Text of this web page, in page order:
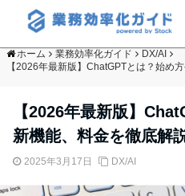
ホーム 業務効率化ガイド
DX/AI
【2026年最新版】ChatGPTとは？始め
【2026年最新版】
新機能、料金を徹底解
2025年3月17日 DX/AI